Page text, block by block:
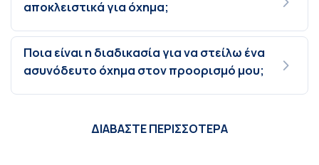
αποκλειστικά για όχημα;
Ποια είναι η διαδικασία για να στείλω ένα
ασυνόδευτο όχημα στον προορισμό μου;
ΔΙΑΒΑΣΤΕ ΠΕΡΙΣΣΟΤΕΡΑ